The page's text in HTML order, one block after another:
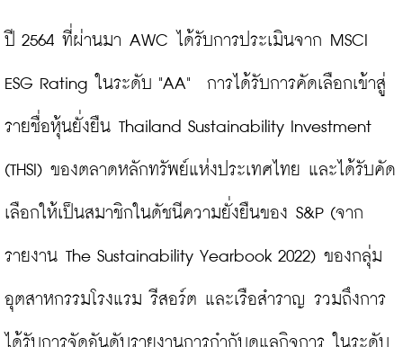
ปี 2564 ที่ผ่านมา AWC ได้รับการประเมินจาก MSCI
ESG Rating ในระดับ "AA"  การได้รับการคัดเลือกเข้าสู่
รายชื่อหุ้นยั่งยืน Thailand Sustainability Investment
(THSI) ของตลาดหลักทรัพย์แห่งประเทศไทย และได้รับคัด
เลือกให้เป็นสมาชิกในดัชนีความยั่งยืนของ S&P (จาก
รายงาน The Sustainability Yearbook 2022) ของกลุ่ม
อุตสาหกรรมโรงแรม รีสอร์ต และเรือสำราญ รวมถึงการ
ได้รับการจัดอันดับรายงานการกำกับดูแลกิจการ ในระดับ